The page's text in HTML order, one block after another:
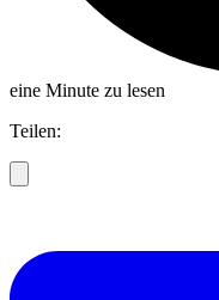
eine Minute zu lesen
Teilen: